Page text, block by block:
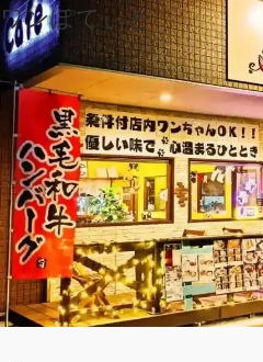
ワンぽてぃと